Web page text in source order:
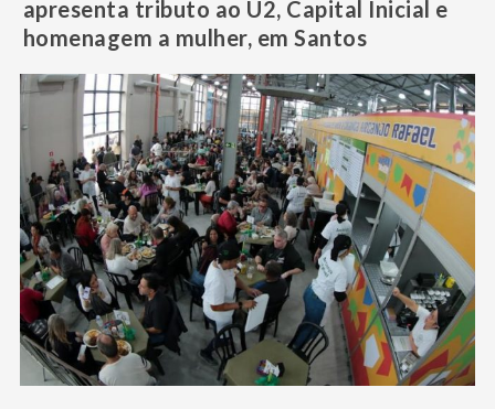
apresenta tributo ao U2, Capital Inicial e
homenagem a mulher, em Santos